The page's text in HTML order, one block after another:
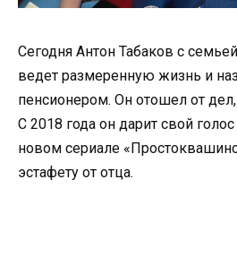
Сегодня Антон Табаков с
ведет размеренную жизнь и
пенсионером. Он отошел от дел,
С 2018 года он дарит свой
новом сериале
эстафету от отца.